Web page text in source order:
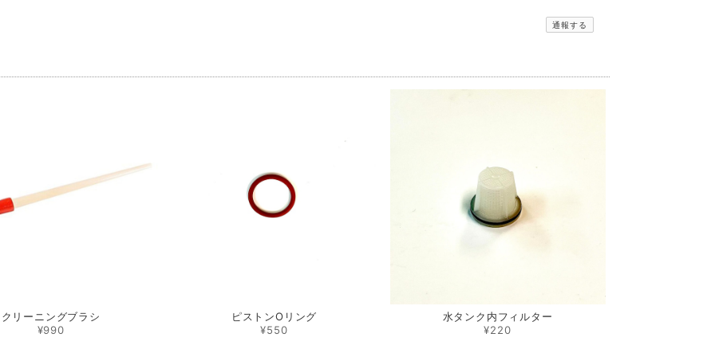
通報する
クリーニングブラシ
¥990
ピストンОリング
¥550
水タンク内フィルター
¥220